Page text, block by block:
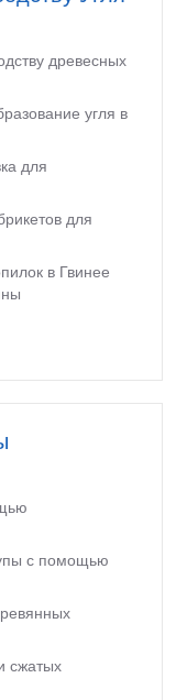
древесных
угля в
для
для
в Гвинее
с помощью
сжатых